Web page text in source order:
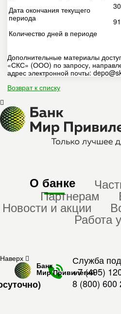
Дата окончания текущего
периода
Количество дней в периоде
91
Дополнительные материалы
«СКС» (ООО) по запросу,
адрес электронной почты:
Возврат к списку
О банке
Партнерам
Новости и акции
Работа
Служба
+7 (495)
8 (800) 600
Наверх
Банк
Мир Привилегий